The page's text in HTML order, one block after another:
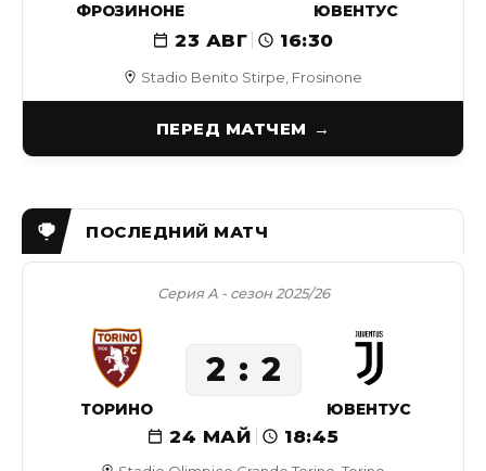
Stadio Benito Stirpe, Frosinone
ФРОЗИНОНЕ ЮВЕНТУС
23 АВГ 16:30
ПЕРЕД МАТЧЕМ
Серия А - сезон 2025/26
24 МАЙ 18:45
ТОРИНО
2 2
ЮВЕНТУС